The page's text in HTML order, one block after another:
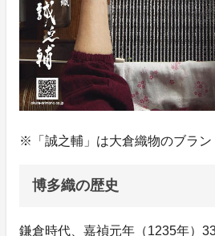
※「誠之輔」は大倉織物のブラン
博多織の歴史
鎌倉時代、嘉禎元年（1235年）